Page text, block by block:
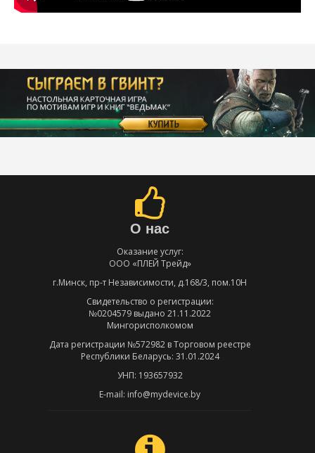
О нас
Оказание услуг:
ООО «ПЛЕЙ Трейд»
г.Минск, пр-т Независимости, д.168/3, пом.10Н
Свидетельство о регистрации:
№0204579 выдано 21.11.2022
Мингорисполкомом
Дата регистрации №572982 в Торговом реестре
Республики Беларусь: 31.01.2024
УНП: 193657932
E-mail: info@mydevice.by